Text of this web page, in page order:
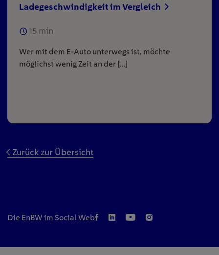
Ladegeschwindigkeit im Vergleich
15 min
Wer mit dem E-Auto unterwegs ist, möchte
möglichst wenig Zeit an der […]
Zurück zur Übersicht
Die EnBW im Social Web